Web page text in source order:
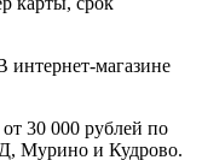
интернет-магазине
30 000 рублей по
Мурино и Кудрово.